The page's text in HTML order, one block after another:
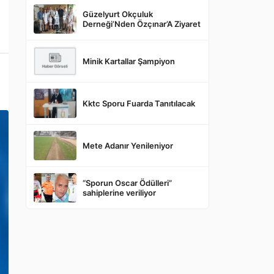
Güzelyurt Okçuluk
Derneği’Nden Özçınar’A Ziyaret
Minik Kartallar Şampiyon
Kktc Sporu Fuarda Tanıtılacak
Mete Adanır Yenileniyor
“Sporun Oscar Ödülleri”
sahiplerine veriliyor